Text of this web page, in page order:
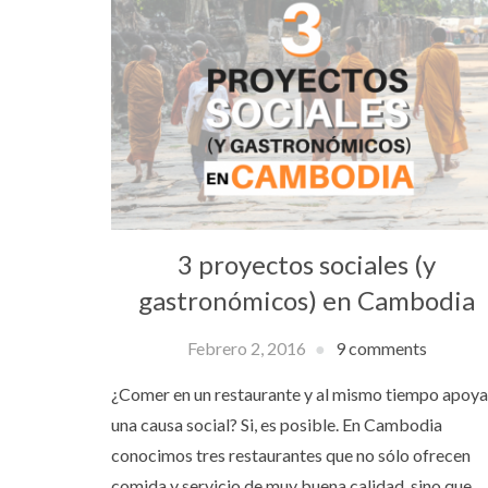
3 proyectos sociales (y
gastronómicos) en Cambodia
Febrero 2, 2016 9 comments
¿Comer en un restaurante y al mismo tiempo
una causa social? Si, es posible. En Cambodia
conocimos tres restaurantes que no sólo ofrecen